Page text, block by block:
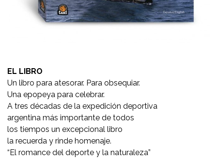
EL LIBRO
Un libro para atesorar. Para obsequiar.
Una epopeya para celebrar.
A tres décadas de la expedición deportiva
argentina más importante de todos
los tiempos un excepcional libro
la recuerda y rinde homenaje.
“El romance del deporte y la naturaleza”